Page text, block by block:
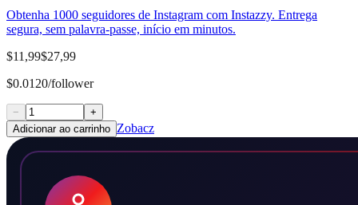
Obtenha 1000 seguidores de Instagram com Instazzy. Entrega
segura, sem palavra-passe, início em minutos.
$11,99$27,99
$0.0120/follower
−
+
Adicionar ao carrinho Zobacz